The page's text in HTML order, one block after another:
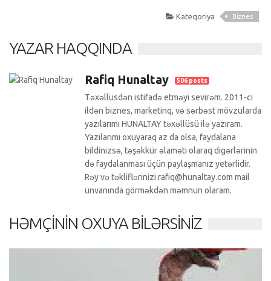
Kateqoriya Biznes
YAZAR HAQQINDA
Rafiq Hunaltay 506 posts
Təxəllüsdən istifadə etməyi sevirəm. 2011-ci
ildən biznes, marketinq, və sərbəst mövzularda
yazılarımı HUNALTAY təxəllüsü ilə yazıram.
Yazılarımı oxuyaraq az da olsa, faydalana
bildinizsə, təşəkkür əlaməti olaraq digərlərinin
də faydalanması üçün paylaşmanız yetərlidir.
Rəy və təkliflərinizi rafiq@hunaltay.com mail
ünvanında görməkdən məmnun olaram.
HƏMÇININ OXUYA BILƏRSINIZ